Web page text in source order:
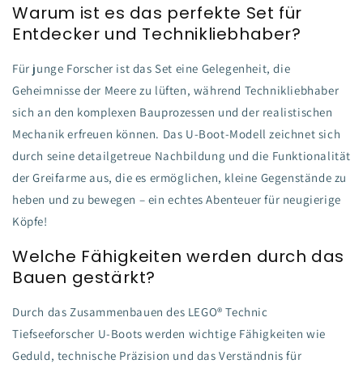
Warum ist es das perfekte Set für
Entdecker und Technikliebhaber?
Für junge Forscher ist das Set eine Gelegenheit, die
Geheimnisse der Meere zu lüften, während Technikliebhaber
sich an den komplexen Bauprozessen und der realistischen
Mechanik erfreuen können. Das U-Boot-Modell zeichnet sich
durch seine detailgetreue Nachbildung und die Funktionalität
der Greifarme aus, die es ermöglichen, kleine Gegenstände zu
heben und zu bewegen – ein echtes Abenteuer für neugierige
Köpfe!
Welche Fähigkeiten werden durch das
Bauen gestärkt?
Durch das Zusammenbauen des LEGO® Technic
Tiefseeforscher U-Boots werden wichtige Fähigkeiten wie
Geduld, technische Präzision und das Verständnis für